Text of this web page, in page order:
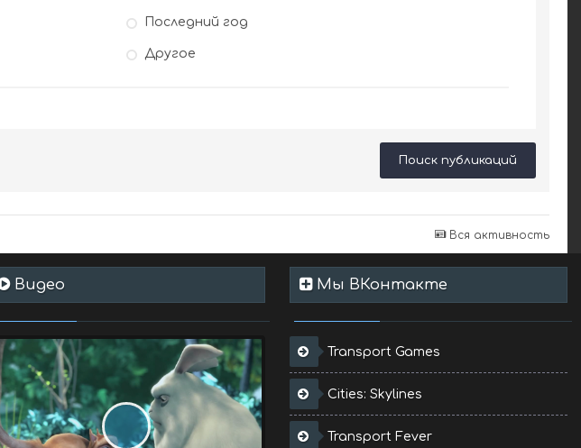
Последний год
Другое
Поиск публикаций
Вся активность
Видео Мы ВКонтакте
Transport Games
Cities: Skylines
Transport Fever